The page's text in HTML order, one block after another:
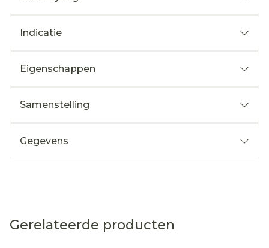
Indicatie
Eigenschappen
Samenstelling
Gegevens
Gerelateerde producten